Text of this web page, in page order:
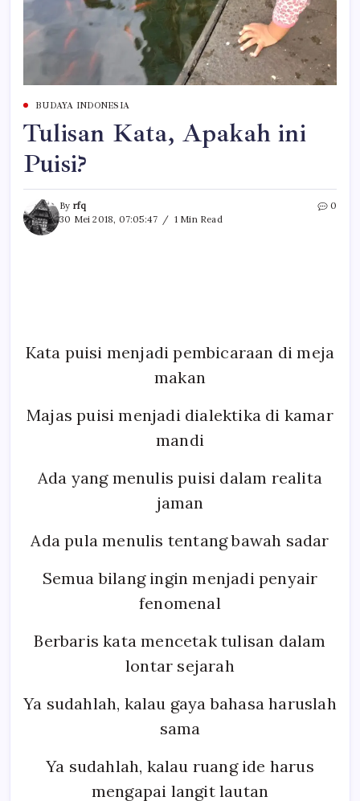
BUDAYA INDONESIA
Tulisan Kata, Apakah ini
Puisi?
By rfq
30 Mei 2018, 07:05:47
1 Min Read
0
Kata puisi menjadi pembicaraan di meja
makan
Majas puisi menjadi dialektika di kamar
mandi
Ada yang menulis puisi dalam realita
jaman
Ada pula menulis tentang bawah sadar
Semua bilang ingin menjadi penyair
fenomenal
Berbaris kata mencetak tulisan dalam
lontar sejarah
Ya sudahlah, kalau gaya bahasa haruslah
sama
Ya sudahlah, kalau ruang ide harus
mengapai langit lautan